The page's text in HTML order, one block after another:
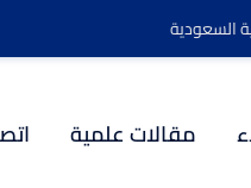
السعودية
مقالات علمية